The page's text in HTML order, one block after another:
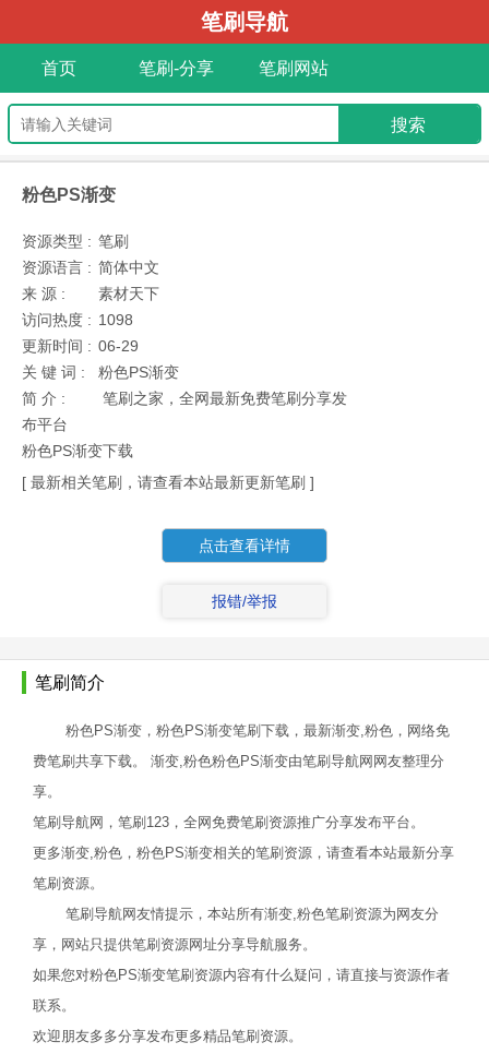
笔刷导航
首页 笔刷-分享 笔刷网站
粉色PS渐变
资源类型 : 笔刷
资源语言 : 简体中文
来 源 :
素材天下
访问热度 : 1098
更新时间 : 06-29
关 键 词 :
粉色PS渐变
简 介 :
笔刷之家，全网最新免费笔刷分享发
布平台
粉色PS渐变下载
[ 最新相关笔刷，请查看本站最新更新笔刷 ]
点击查看详情
报错/举报
笔刷简介
粉色PS渐变，粉色PS渐变笔刷下载，最新渐变,粉色，网络免
费笔刷共享下载。 渐变,粉色粉色PS渐变由笔刷导航网网友整理分
享。
笔刷导航网，笔刷123，全网免费笔刷资源推广分享发布平台。
更多渐变,粉色，粉色PS渐变相关的笔刷资源，请查看本站最新分享
笔刷资源。
笔刷导航网友情提示，本站所有渐变,粉色笔刷资源为网友分
享，网站只提供笔刷资源网址分享导航服务。
如果您对粉色PS渐变笔刷资源内容有什么疑问，请直接与资源作者
联系。
欢迎朋友多多分享发布更多精品笔刷资源。